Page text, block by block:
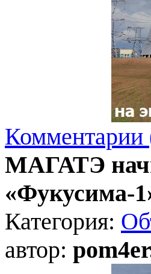
Комментарии
МАГАТЭ
«Фукусима-
Категория:
автор: